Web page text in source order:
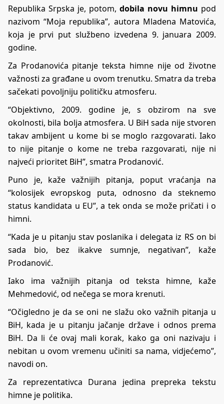
Republika Srpska je, potom, dobila novu himnu pod
nazivom “Moja republika”, autora Mladena Matovića,
koja je prvi put službeno izvedena 9. januara 2009.
godine.
Za Prodanovića pitanje teksta himne nije od životne
važnosti za građane u ovom trenutku. Smatra da treba
sačekati povoljniju političku atmosferu.
“Objektivno, 2009. godine je, s obzirom na sve
okolnosti, bila bolja atmosfera. U BiH sada nije stvoren
takav ambijent u kome bi se moglo razgovarati. Iako
to nije pitanje o kome ne treba razgovarati, nije ni
najveći prioritet BiH”, smatra Prodanović.
Puno je, kaže važnijih pitanja, poput vraćanja na
“kolosijek evropskog puta, odnosno da steknemo
status kandidata u EU”, a tek onda se može pričati i o
himni.
“Kada je u pitanju stav poslanika i delegata iz RS on bi
sada bio, bez ikakve sumnje, negativan”, kaže
Prodanović.
Iako ima važnijih pitanja od teksta himne, kaže
Mehmedović, od nečega se mora krenuti.
“Očigledno je da se oni ne slažu oko važnih pitanja u
BiH, kada je u pitanju jačanje države i odnos prema
BiH. Da li će ovaj mali korak, kako ga oni nazivaju i
nebitan u ovom vremenu učiniti sa nama, vidjećemo”,
navodi on.
Za reprezentativca Durana jedina prepreka tekstu
himne je politika.